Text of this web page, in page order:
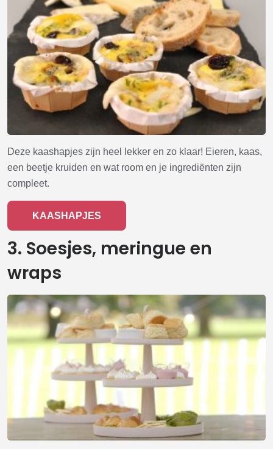
Deze kaashapjes zijn heel lekker en zo klaar! Eieren, kaas,
een beetje kruiden en wat room en je ingrediënten zijn
compleet.
KAASHAPJES
3. Soesjes, meringue en
wraps